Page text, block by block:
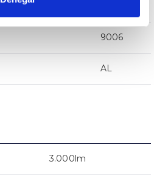
9006
AL
3.000lm